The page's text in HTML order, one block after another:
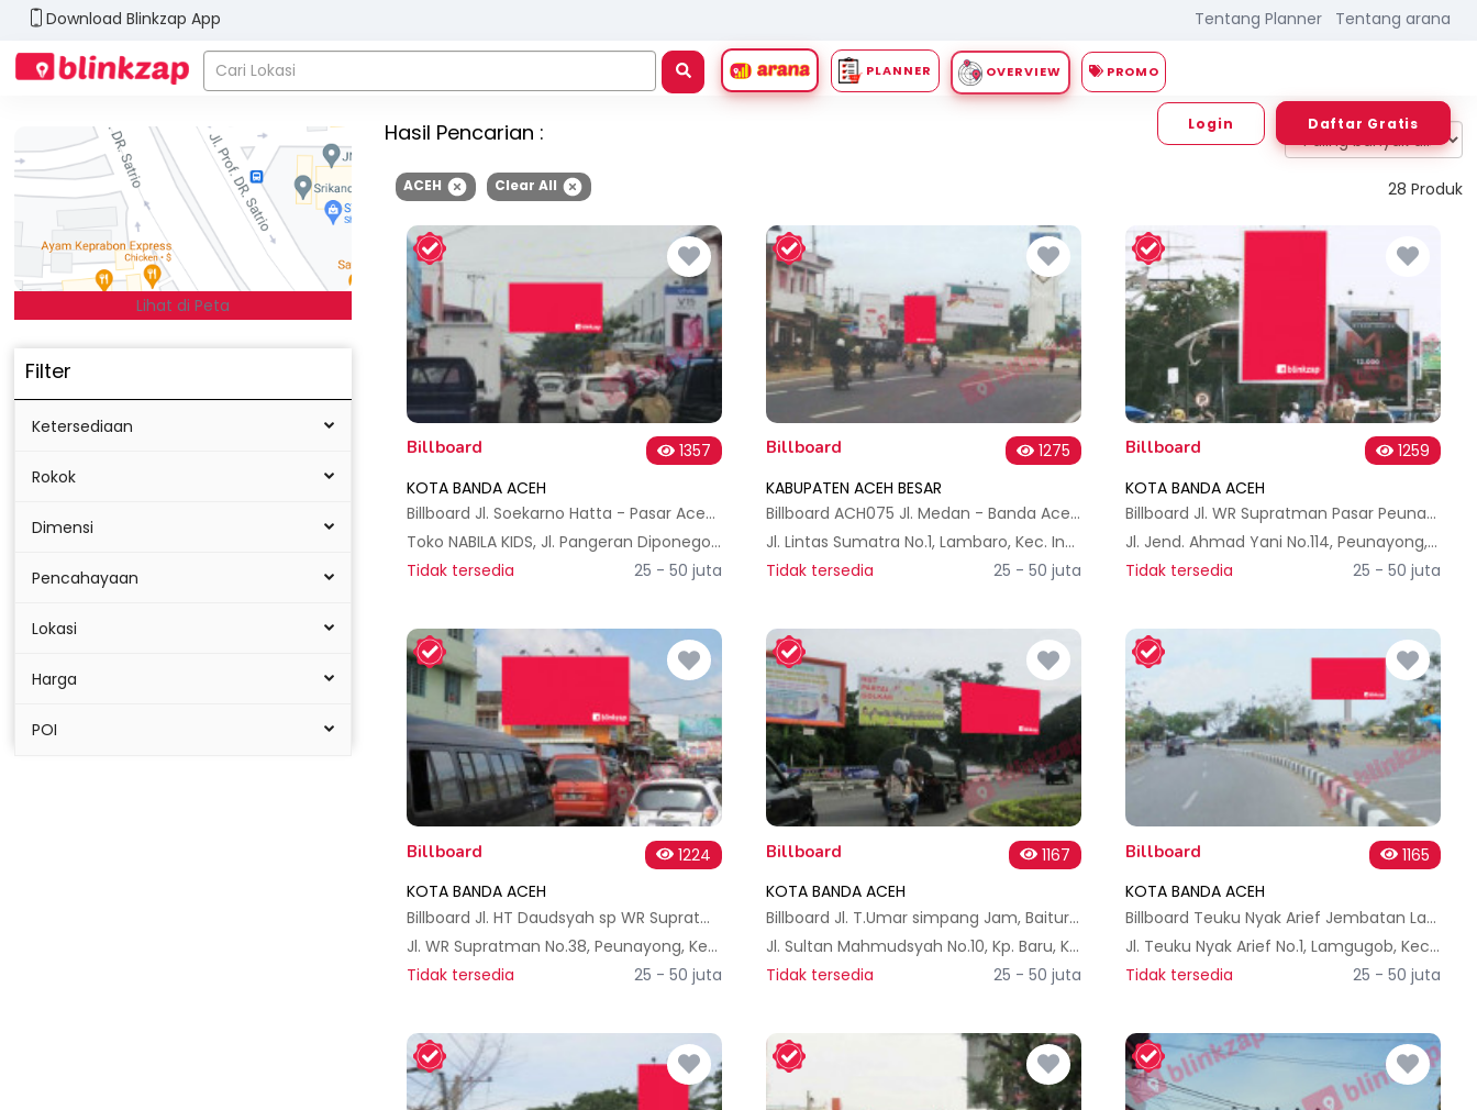
Download Blinkzap App Tentang Planner Tentang arana
PLANNER OVERVIEW PROMO
Login Daftar Gratis
Lihat di Peta
Filter
Ketersediaan
Rokok
Dimensi
Pencahayaan
Lokasi
Harga
POI
Hasil Pencarian :
ACEH Clear All
Sortir:
28 Produk
Billboard
1357
KOTA BANDA ACEH
Billboard Jl. Soekarno Hatta - Pasar Aceh depan Suzuya, Kp Baru - Baitturahman
Toko NABILA KIDS, Jl. Pangeran Diponegoro No.202, Kp. Baru, Kec. Baiturrahman, Kota Banda Aceh, Aceh 23242, Indonesia
Tidak tersedia
25 - 50 juta
Billboard
1275
KABUPATEN ACEH BESAR
Billboard ACH075 Jl. Medan - Banda Aceh Lembaro
Jl. Lintas Sumatra No.1, Lambaro, Kec. Ingin Jaya, Kabupaten Aceh Besar, Aceh 23238, Indonesia
Tidak tersedia
25 - 50 juta
Billboard
1259
KOTA BANDA ACEH
Billboard Jl. WR Supratman Pasar Peunayong - Kota Banda Aceh
Jl. Jend. Ahmad Yani No.114, Peunayong, Kec. Kuta Alam, Kota Banda Aceh, Aceh, Indonesia
Tidak tersedia
25 - 50 juta
Billboard
1224
KOTA BANDA ACEH
Billboard Jl. HT Daudsyah sp WR Supratman, Kuta Alam - Banda Aceh
Jl. WR Supratman No.38, Peunayong, Kec. Kuta Alam, Kota Banda Aceh, Aceh 23127, Indonesia
Tidak tersedia
25 - 50 juta
Billboard
1167
KOTA BANDA ACEH
Billboard Jl. T.Umar simpang Jam, Baiturrahman, Banda Aceh
Jl. Sultan Mahmudsyah No.10, Kp. Baru, Kec. Baiturrahman, Kota Banda Aceh, Aceh 23116, Indonesia
Tidak tersedia
25 - 50 juta
Billboard
1165
KOTA BANDA ACEH
Billboard Teuku Nyak Arief Jembatan Lamnyong, Syiah Kuala, Banda Aceh
Jl. Teuku Nyak Arief No.1, Lamgugob, Kec. Syiah Kuala, Kota Banda Aceh, Aceh 23115, Indonesia
Tidak tersedia
25 - 50 juta